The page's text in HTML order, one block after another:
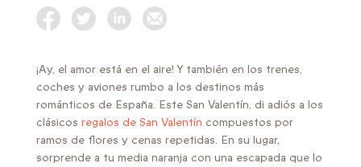
¡Ay, el amor está en el aire! Y también en los trenes,
coches y aviones rumbo a los destinos más
románticos de España. Este San Valentín, di adiós a los
clásicos regalos de San Valentín compuestos por
ramos de flores y cenas repetidas. En su lugar,
sorprende a tu media naranja con una escapada que lo